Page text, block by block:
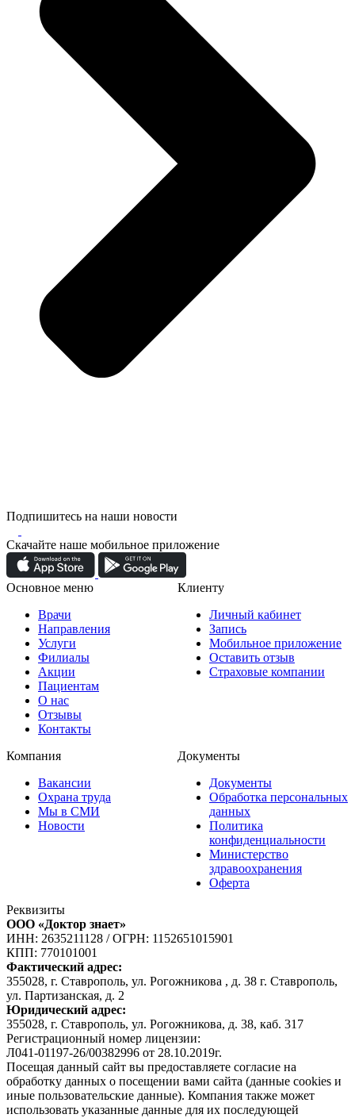
Подпишитесь на наши новости
Скачайте наше мобильное приложение
Основное меню
Врачи
Направления
Услуги
Филиалы
Акции
Пациентам
О нас
Отзывы
Контакты
Клиенту
Личный кабинет
Запись
Мобильное приложение
Оставить отзыв
Страховые компании
Компания
Вакансии
Охрана труда
Мы в СМИ
Новости
Документы
Документы
Обработка персональных
данных
Политика
конфиденциальности
Министерство
здравоохранения
Оферта
Реквизиты
ООО «Доктор знает»
ИНН: 2635211128 /ОГРН: 1152651015901
КПП: 770101001
Фактический адрес:
355028, г. Ставрополь, ул. Рогожникова , д. 38 г. Ставрополь,
ул. Партизанская, д. 2
Юридический адрес:
355028, г. Ставрополь, ул. Рогожникова, д. 38, каб. 317
Регистрационный номер лицензии:
Л041-01197-26/00382996 от 28.10.2019г.
Посещая данный сайт вы предоставляете согласие на
обработку данных о посещении вами сайта (данные cookies и
иные пользовательские данные). Компания также может
использовать указанные данные для их последующей